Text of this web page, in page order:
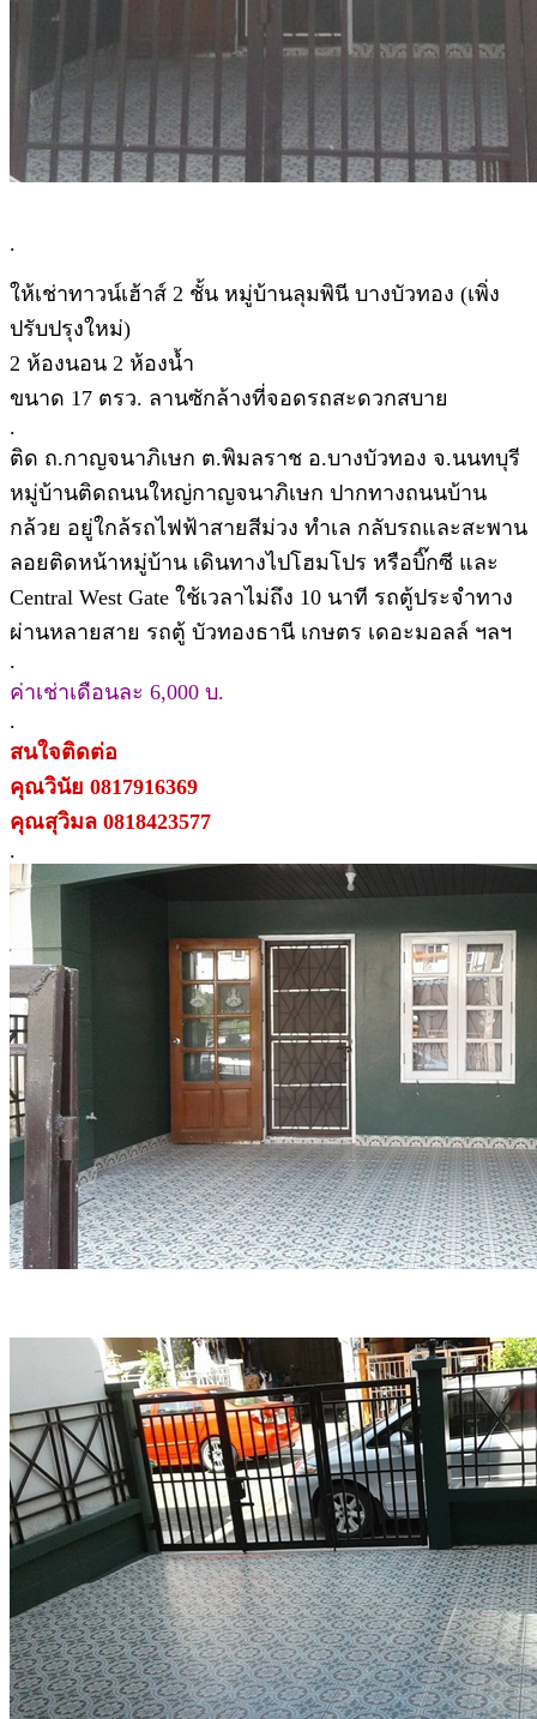
.
ให้เช่าทาวน์เฮ้าส์ 2 ชั้น หมู่บ้านลุมพินี บางบัวทอง (เพิ่ง
ปรับปรุงใหม่)
2 ห้องนอน 2 ห้องน้ำ
ขนาด 17 ตรว. ลานซักล้างที่จอดรถสะดวกสบาย
.
ติด ถ.กาญจนาภิเษก ต.พิมลราช อ.บางบัวทอง จ.นนทบุรี
หมู่บ้านติดถนนใหญ่กาญจนาภิเษก ปากทางถนนบ้าน
กล้วย อยู่ใกล้รถไฟฟ้าสายสีม่วง ทำเล กลับรถและสะพาน
ลอยติดหน้าหมู่บ้าน เดินทางไปโฮมโปร หรือบิ๊กซี และ
Central West Gate ใช้เวลาไม่ถึง 10 นาที รถตู้ประจำทาง
ผ่านหลายสาย รถตู้ บัวทองธานี เกษตร เดอะมอลล์ ฯลฯ
.
ค่าเช่าเดือนละ 6,000 บ.
.
สนใจติดต่อ
คุณวินัย 0817916369
คุณสุวิมล 0818423577
.